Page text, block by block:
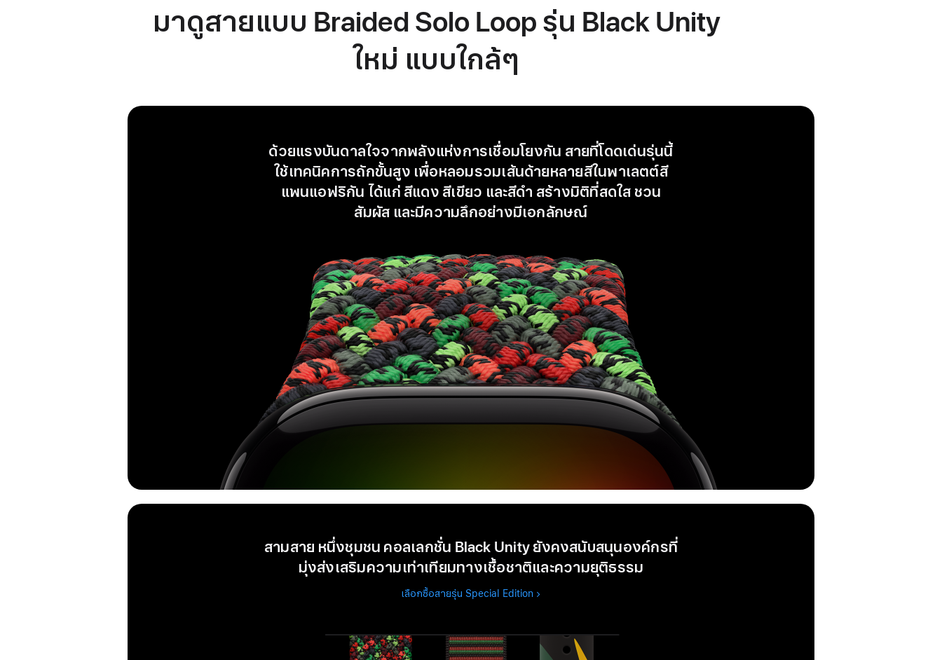
มาดูสายแบบ Braided Solo Loop รุ่น Black Unity
ใหม่ แบบใกล้ๆ
ด้วยแรงบันดาลใจจากพลังแห่งการเชื่อมโยงกัน สายที่โดดเด่นรุ่นนี้
ใช้เทคนิคการถักขั้นสูง เพื่อหลอมรวมเส้นด้ายหลายสีในพาเลตต์สี
แพนแอฟริกัน ได้แก่ สีแดง สีเขียว และสีดำ สร้างมิติที่สดใส ชวน
สัมผัส และมีความลึกอย่างมีเอกลักษณ์
สามสาย หนึ่งชุมชน คอลเลกชั่น Black Unity ยังคงสนับสนุนองค์กรที่
มุ่งส่งเสริมความเท่าเทียมทางเชื้อชาติและความยุติธรรม
เลือกซื้อสายรุ่น Special Edition